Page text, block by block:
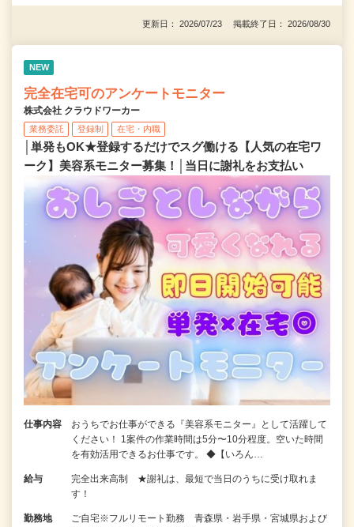
更新日： 2026/07/23 掲載終了日： 2026/08/30
NEW
完全在宅可のアンケートモニター
株式会社 クラウドワーカー
業務委託 登録制 在宅・内職
│単発もOK★登録するだけでスグ働ける【人気の在宅ワ
ーク】美容系モニター募集！│当日に謝礼をお支払い
仕事内容
おうちでお仕事ができる『美容系モニター』として活躍して
ください！ 1案件の作業時間は5分〜10分程度。空いた時間
を有効活用できるお仕事です。 ◆【いろん…
給与
完全出来高制 ★謝礼は、最短で当日のうちに受け取れま
す！
勤務地
ご自宅※フルリモート勤務 青森県・岩手県・宮城県および